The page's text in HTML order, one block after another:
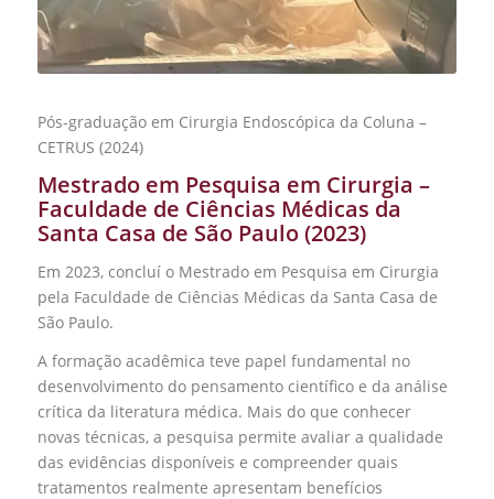
Pós-graduação em Cirurgia Endoscópica da Coluna –
CETRUS (2024)
Mestrado em Pesquisa em Cirurgia –
Faculdade de Ciências Médicas da
Santa Casa de São Paulo (2023)
Em 2023, concluí o Mestrado em Pesquisa em Cirurgia
pela Faculdade de Ciências Médicas da Santa Casa de
São Paulo.
A formação acadêmica teve papel fundamental no
desenvolvimento do pensamento científico e da análise
crítica da literatura médica. Mais do que conhecer
novas técnicas, a pesquisa permite avaliar a qualidade
das evidências disponíveis e compreender quais
tratamentos realmente apresentam benefícios